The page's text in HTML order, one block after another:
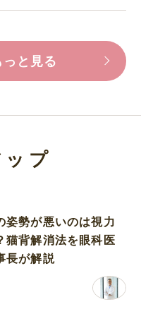
と見る
プ
姿勢が悪いのは視力
猫背解消法を眼科医
長が解説